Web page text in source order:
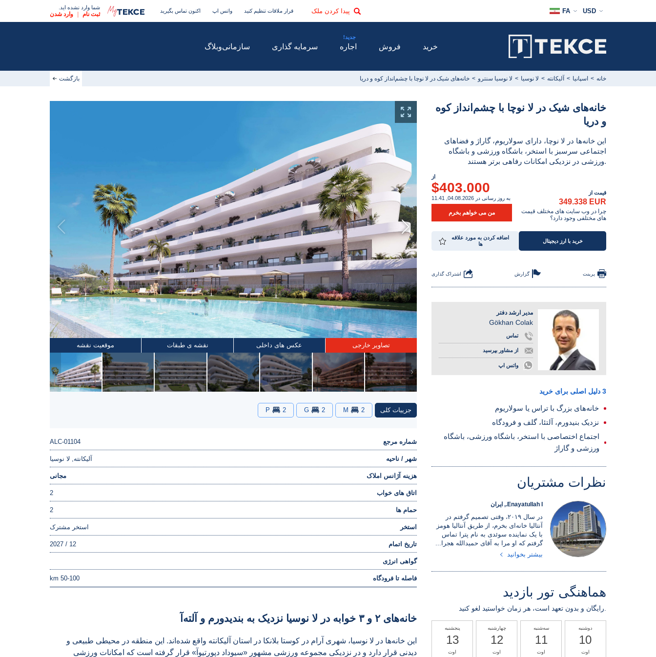
خانه اسپانیا آلیکانته لا نوسیا لا نوسیا سنترو خانه‌های شیک در لا نوچا با چشم‌انداز کوه و دریا بازگشت
تصاویر خارجی عکس های داخلی نقشه ی طبقات موقعیت نقشه
اشتراک گذاری گزارش پرینت
خانه‌های شیک در لا نوچا با چشم‌انداز کوه
و دریا
این خانه‌ها در لا نوچا، دارای سولاریوم، گاراژ و فضاهای
اجتماعی سرسبز با استخر، باشگاه ورزشی و باشگاه
ورزشی در نزدیکی امکانات رفاهی برتر هستند.
قیمت از
349.338 EUR
چرا در وب سایت های مختلف قیمت
های مختلفی وجود دارد؟
از
$403.000
به روز رسانی در 04.08.2026, 11.41
من می خواهم بخرم
اضافه کردن به مورد علاقه
ها
خرید با ارز دیجیتال
جزییات کلی 2
M
2
G
2
P
شماره مرجع ALC-01104
شهر / ناحیه آلیکانته, لا نوسیا
هزینه آژانس املاک مجانی
اتاق های خواب 2
حمام ها 2
استخر استخر مشترک
تاریخ اتمام 12 / 2027
گواهی انرژی
فاصله تا فرودگاه 50-100 km
3 دلیل اصلی برای خرید
خانه‌های بزرگ با تراس یا سولاریوم
نزدیک بنیدورم، آلتئا، گلف و فرودگاه
اجتماع اختصاصی با استخر، باشگاه ورزشی، باشگاه
ورزشی و گاراژ
نظرات مشتریان
Enayatullah I., ایران
در سال ۲۰۱۹، وقتی تصمیم گرفتم در
آنتالیا خانه‌ای بخرم، از طریق آنتالیا هومز
با یک نماینده سوئدی به نام پترا تماس
گرفتم که او مرا به آقای حمیدالله هجرا...
بیشتر بخوانید
مدیر ارشد دفتر
Gökhan Colak
تماس
از مشاور بپرسید
واتس اپ
هماهنگی تور بازدید
دوشنبه
10
اوت
سه‌شنبه
11
اوت
چهارشنبه
12
اوت
پنجشنبه
13
اوت
خانه‌های ۲ و ۳ خوابه در لا نوسیا نزدیک به بندیدورم و آلته‌آ
این خانه‌ها در لا نوسیا، شهری آرام در کوستا بلانکا در استان آلیکانته واقع شده‌اند. این منطقه در محیطی طبیعی و
دیدنی قرار دارد و در نزدیکی مجموعه ورزشی مشهور «سیوداد دپورتیوآ» قرار گرفته است که امکانات ورزشی
USD
FA
خرید فروش اجاره سرمایه گذاری سازمانیوبلاگ
پیدا کردن ملک اکنون تماس بگیرید واتس اپ قرار ملاقات تنظیم کنید
شما وارد نشده اید.
ثبت نام وارد شدن